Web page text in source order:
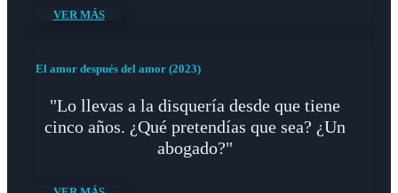
VER MÁS
El amor después del amor (2023)
"Lo llevas a la disquería desde que tiene
cinco años. ¿Qué pretendías que sea? ¿Un
abogado?"